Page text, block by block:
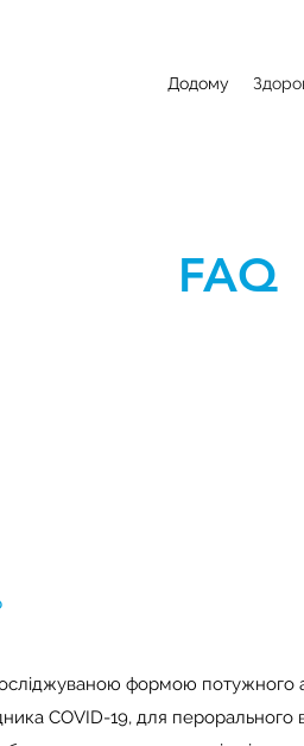
Додому
FAQ
формою потужного
COVID-19, для